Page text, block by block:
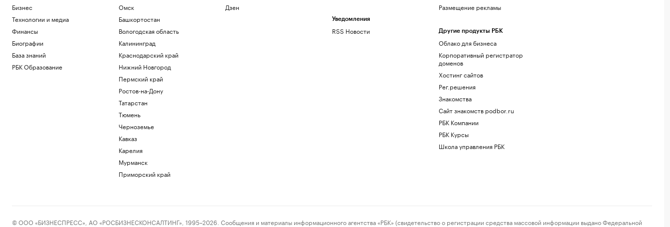
РБК и РСХБ
Bloomberg сообщило о «неожиданных»
$22 млрд у Ким Чен Ына
Политика
Страхование вкладов в банках: сумма
возмещения, что такое АСВ
Инвестиции
Пришли в движение биткоины из 2011
года. Их владелец в плюсе на $10 млн
Бизнес
Технологии и медиа
Финансы
Биографии
База знаний
РБК Образование
Омск
Башкортостан
Вологодская область
Калининград
Краснодарский край
Нижний Новгород
Пермский край
Ростов-на-Дону
Татарстан
Тюмень
Черноземье
Кавказ
Карелия
Мурманск
Приморский край
Дзен
Уведомления
RSS Новости
Размещение рекламы
Другие продукты РБК
Облако для бизнеса
Корпоративный регистратор
доменов
Хостинг сайтов
Рег.решения
Знакомства
Сайт знакомств podbor.ru
РБК Компании
РБК Курсы
Школа управления РБК
© ООО «БИЗНЕСПРЕСС», АО «РОСБИЗНЕСКОНСАЛТИНГ», 1995–2026. Сообщения и материалы информационного агентства «РБК» (свидетельство о регистрации средства массовой информации выдано Федеральной